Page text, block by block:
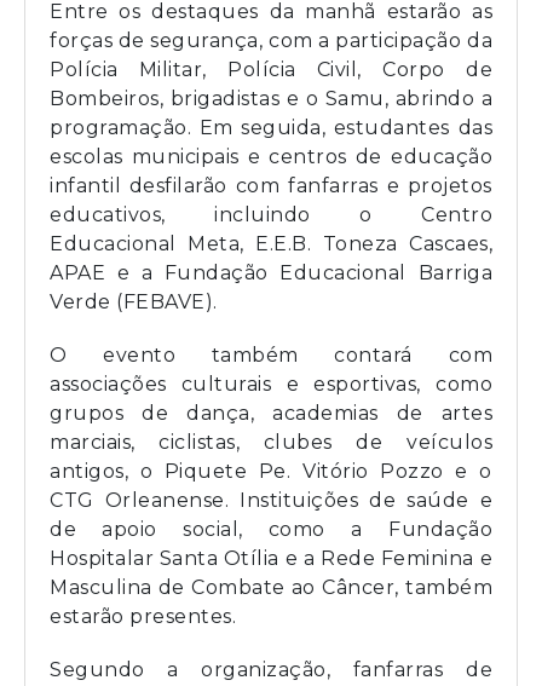
Entre os destaques da manhã estarão as
forças de segurança, com a participação da
Polícia Militar, Polícia Civil, Corpo de
Bombeiros, brigadistas e o Samu, abrindo a
programação. Em seguida, estudantes das
escolas municipais e centros de educação
infantil desfilarão com fanfarras e projetos
educativos, incluindo o Centro
Educacional Meta, E.E.B. Toneza Cascaes,
APAE e a Fundação Educacional Barriga
Verde (FEBAVE).
O evento também contará com
associações culturais e esportivas, como
grupos de dança, academias de artes
marciais, ciclistas, clubes de veículos
antigos, o Piquete Pe. Vitório Pozzo e o
CTG Orleanense. Instituições de saúde e
de apoio social, como a Fundação
Hospitalar Santa Otília e a Rede Feminina e
Masculina de Combate ao Câncer, também
estarão presentes.
Segundo a organização, fanfarras de